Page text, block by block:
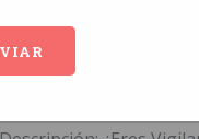
OFERTAS DE